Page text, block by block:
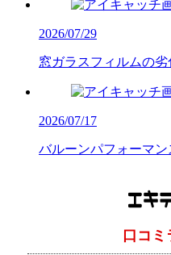
2026/07/29
窓ガラスフィルムの劣
2026/07/17
バルーンパフォーマン